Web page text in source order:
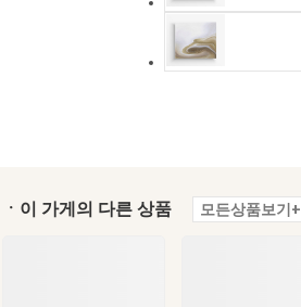
ㆍ이 가게의 다른 상품 모든상품보기+